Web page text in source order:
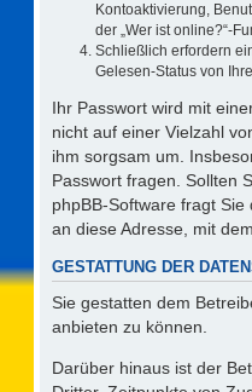
Kontoaktivierung,
der „Wer ist online?“-
Schließlich erfordern
Gelesen-Status von
Ihr Passwort wird mit
nicht auf einer Vielzahl
ihm sorgsam um.
Passwort fragen. Sollten
phpBB-Software fragt
an diese Adresse, mit
GESTATTUNG DER
Sie gestatten dem
anbieten zu können.
Darüber hinaus ist der